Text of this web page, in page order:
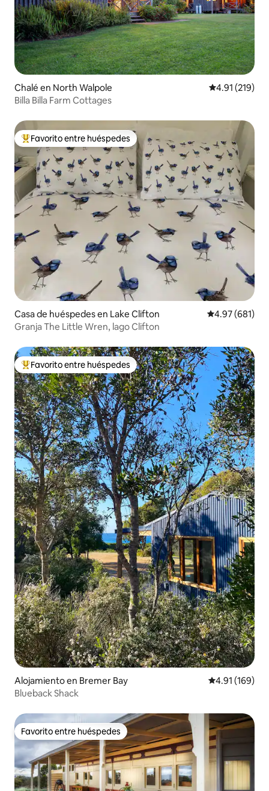
Chalé en North Walpole Calificación
4.91 (219)
Billa Billa Farm Cottages
Favorito entre huéspedes preferido
Favorito entre huéspedes
Casa de huéspedes en Lake Clifton Calificación
4.97 (681)
Granja The Little Wren, lago Clifton
Favorito entre huéspedes preferido
Favorito entre huéspedes
Alojamiento en Bremer Bay Calificación
4.91 (169)
Blueback Shack
Favorito entre huéspedes
Favorito entre huéspedes